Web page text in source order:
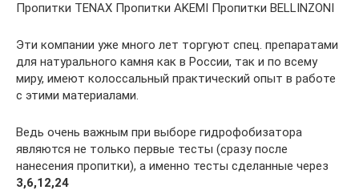
Пропитки TENAX Пропитки AKEMI Пропитки BELLINZONI
Эти компании уже много лет торгуют спец. препаратами
для натурального камня как в России, так и по всему
миру, имеют колоссальный практический опыт в работе
с этими материалами.
Ведь очень важным при выборе гидрофобизатора
являются не только первые тесты (сразу после
нанесения пропитки), а именно тесты сделанные через
3,6,12,24